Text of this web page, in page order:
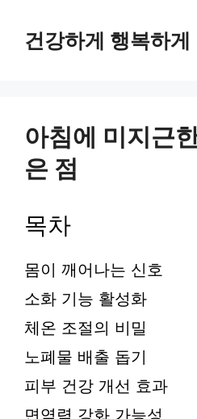
건강하게 행복하게
아침에 미지근
은 점
목차
몸이 깨어나는 신호
소화 기능 활성화
체온 조절의 비밀
노폐물 배출 돕기
피부 건강 개선 효과
면역력 강화 가능성